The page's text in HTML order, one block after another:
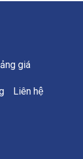
giá
Liên hệ